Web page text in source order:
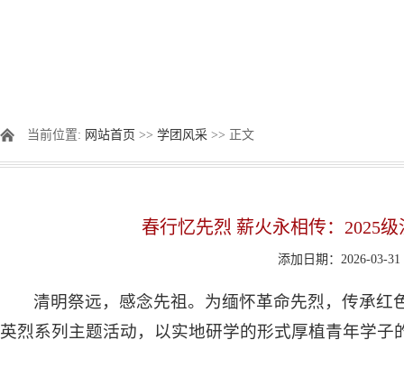
当前位置: 网站首页 >> 学团风采 >> 正文
春行忆先烈 薪火永相传：2025
添加日期：2026-03-31
清明祭远，感念先祖。为缅怀革命先烈，传承
英烈系列主题活动，以实地研学的形式厚植青年学子